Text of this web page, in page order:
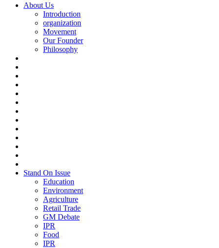
About Us
Introduction
organization
Movement
Our Founder
Philosophy
Stand On Issue
Education
Environment
Agriculture
Retail Trade
GM Debate
IPR
Food
IPR